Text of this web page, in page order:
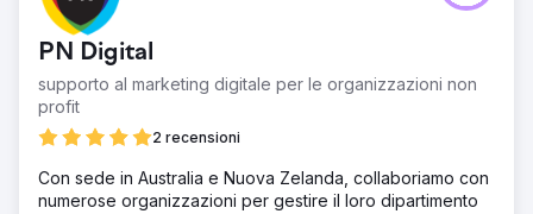
PN Digital
supporto al marketing digitale per le organizzazioni non
profit
2 recensioni
Con sede in Australia e Nuova Zelanda, collaboriamo con
numerose organizzazioni per gestire il loro dipartimento